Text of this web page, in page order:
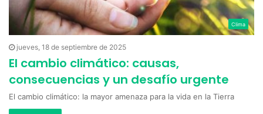
Clima
jueves, 18 de septiembre de 2025
El cambio climático: causas,
consecuencias y un desafío urgente
El cambio climático: la mayor amenaza para la vida en la Tierra